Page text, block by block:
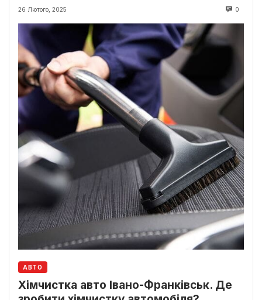
26 Лютого, 2025 0
АВТО
Хімчистка авто Івано-Франківськ. Де